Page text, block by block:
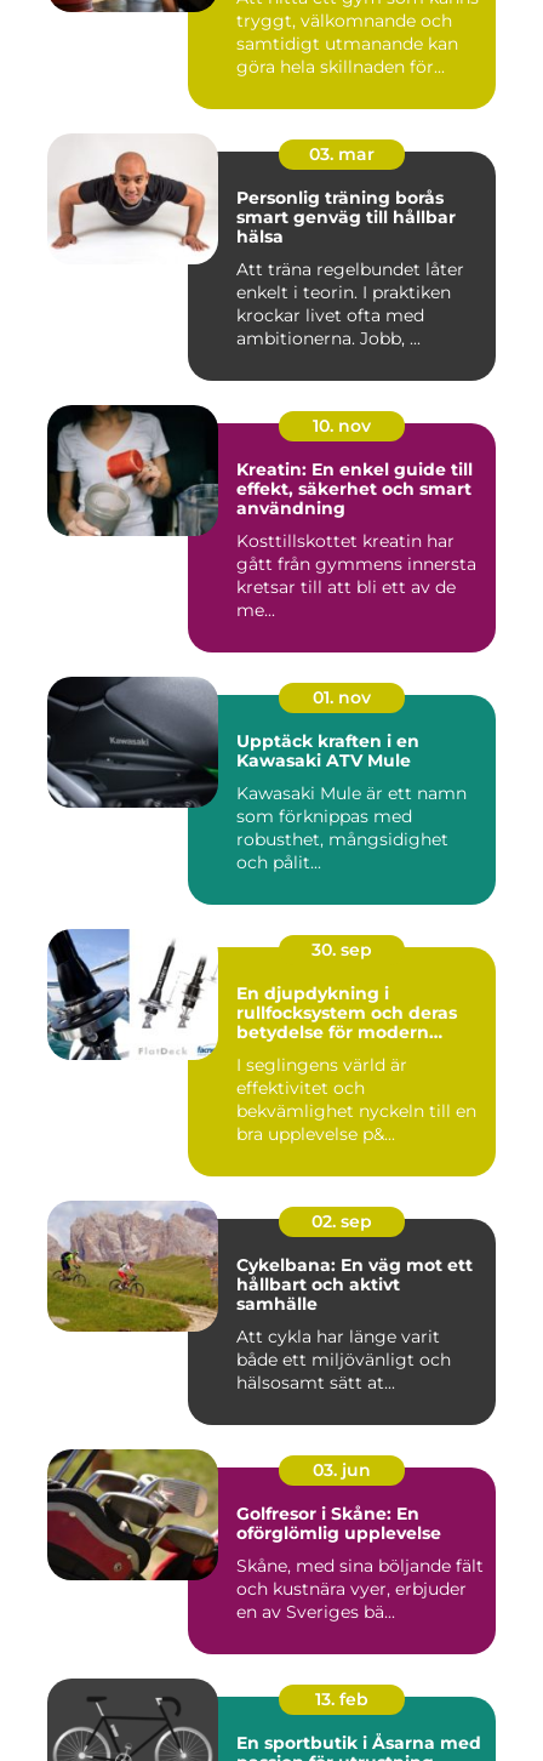
tryggt, välkomnande och
samtidigt utmanande kan
göra hela skillnaden för...
03. mar
Personlig träning borås
smart genväg till hållbar
hälsa
Att träna regelbundet låter
enkelt i teorin. I praktiken
krockar livet ofta med
ambitionerna. Jobb, ...
10. nov
Kreatin: En enkel guide till
effekt, säkerhet och smart
användning
Kosttillskottet kreatin har
gått från gymmens innersta
kretsar till att bli ett av de
me...
01. nov
Upptäck kraften i en
Kawasaki ATV Mule
Kawasaki Mule är ett namn
som förknippas med
robusthet, mångsidighet
och pålit...
30. sep
En djupdykning i
rullfocksystem och deras
betydelse för modern
I seglingens värld är
effektivitet och
bekvämlighet nyckeln till en
bra upplevelse p&...
02. sep
Cykelbana: En väg mot ett
hållbart och aktivt
samhälle
Att cykla har länge varit
både ett miljövänligt och
hälsosamt sätt at...
03. jun
Golfresor i Skåne: En
oförglömlig upplevelse
Skåne, med sina böljande fält
och kustnära vyer, erbjuder
en av Sveriges bä...
13. feb
En sportbutik i Åsarna med